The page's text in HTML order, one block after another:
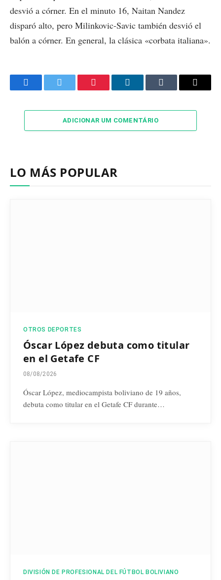
desvió a córner. En el minuto 16, Naitan Nandez
disparó alto, pero Milinkovic-Savic también desvió el
balón a córner. En general, la clásica «corbata italiana».
FacebookTwitter Pinterest LinkedInTumblr Email
ADICIONAR UM COMENTÁRIO
LO MÁS POPULAR
OTROS DEPORTES
Óscar López debuta como titular
en el Getafe CF
08/08/2026
Óscar López, mediocampista boliviano de 19 años,
debuta como titular en el Getafe CF durante…
DIVISIÓN DE PROFESIONAL DEL FÚTBOL BOLIVIANO